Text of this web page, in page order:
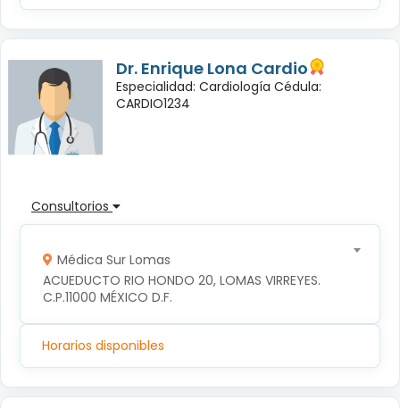
Dr. Enrique Lona Cardio
Especialidad: Cardiología Cédula:
CARDIO1234
Consultorios
Médica Sur Lomas
ACUEDUCTO RIO HONDO 20, LOMAS VIRREYES.
C.P.11000 MÉXICO D.F.
Horarios disponibles